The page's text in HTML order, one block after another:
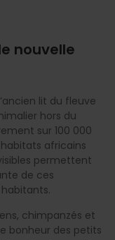
nouvelle
lit du fleuve
hors du
sur 100 000
africains
permettent
de ces
chimpanzés et
bonheur des petits